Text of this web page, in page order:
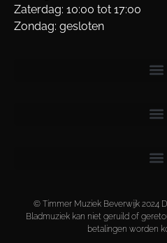
Zaterdag: 10:00 tot 17:00
Zondag: gesloten
© Timmer Muziek Beverwijk 2024
Bladmuziek kan niet geruild of
betalingen worden